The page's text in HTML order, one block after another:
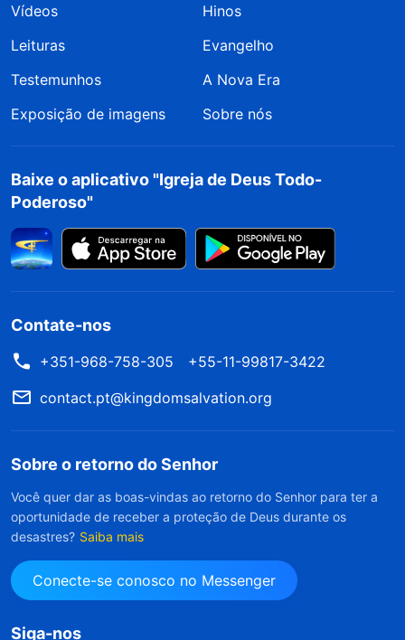
Vídeos
Hinos
Leituras
Evangelho
Testemunhos
A Nova Era
Exposição de imagens
Sobre nós
Baixe o aplicativo "Igreja de Deus Todo-
Poderoso"
Contate-nos
+351-968-758-305
+55-11-99817-3422
contact.pt@kingdomsalvation.org
Sobre o retorno do Senhor
Você quer dar as boas-vindas ao retorno do Senhor para ter a
oportunidade de receber a proteção de Deus durante os
desastres? Saiba mais
Conecte-se conosco no Messenger
Siga-nos